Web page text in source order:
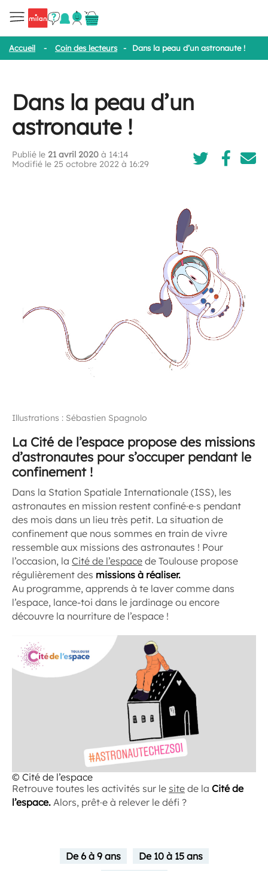
Accueil - Coin des lecteurs - Dans la peau d’un astronaute !
Dans la peau d’un
astronaute !
Publié le 21 avril 2020 à 14:14
Modifié le 25 octobre 2022 à 16:29
Illustrations : Sébastien Spagnolo
La Cité de l’espace propose des missions
d’astronautes pour s’occuper pendant le
confinement !
Dans la Station Spatiale Internationale (ISS), les
astronautes en mission restent confiné·e·s pendant
des mois dans un lieu très petit. La situation de
confinement que nous sommes en train de vivre
ressemble aux missions des astronautes ! Pour
l’occasion, la Cité de l’espace de Toulouse propose
régulièrement des missions à réaliser.
Au programme, apprends à te laver comme dans
l’espace, lance-toi dans le jardinage ou encore
découvre la nourriture de l’espace !
© Cité de l’espace
Retrouve toutes les activités sur le site de la Cité de
l’espace. Alors, prêt·e à relever le défi ?
De 6 à 9 ans
De 10 à 15 ans